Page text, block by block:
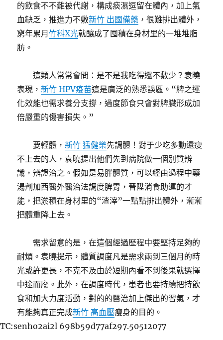
的飲食不不難被代謝，構成痰濕逗留在體內，加上氣
血缺乏，推進力不敷新竹 出國備藥 ，很難排出體外，
窮年累月竹科X光就釀成了囤積在身材里的一堆堆脂
肪。
這類人常常會問：是不是我吃得還不敷少？袁曉
表現，新竹 HPV疫苗這是廣泛的熟悉誤區。“脾之運
化效能也需求養分支撐，過度節食只會對脾臟形成加
倍嚴重的傷害損失。”
要輕體，新竹 猛健樂先調體！對于少吃多動還瘦
不上去的人，袁曉提出他們先到病院做一個別質辨
識，辨證治之。假如是易胖體質，可以經由過程中藥
湯劑加西醫外醫治法調度脾胃，晉陞消食助運的才
能，把淤積在身材里的“渣滓”一點點排出體外，漸漸
把體重降上去。
需求留意的是，在這個經過歷程中要堅持足夠的
耐煩。袁曉提示，體質調度凡是需求兩到三個月的時
光或許更長，不克不及由於短期內看不到後果就選擇
中途而廢。此外，在調度時代，患者也要持續把持飲
食和加大力度活動，對的的醫治加上傑出的習氣，才
有能夠真正完成新竹 高血壓瘦身的目的。
TC:senho2ai2l 698b59d77af297.50512077